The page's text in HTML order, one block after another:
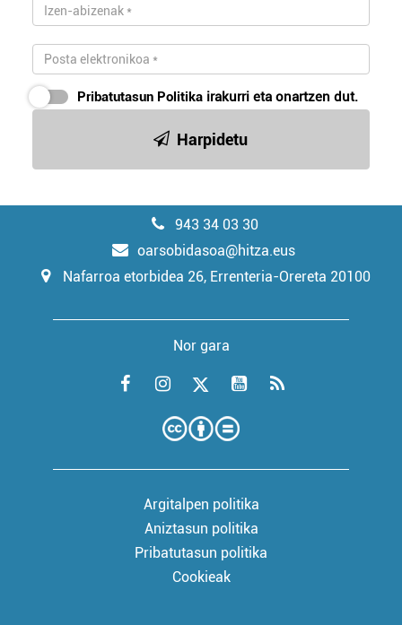
Pribatutasun Politika irakurri eta onartzen dut.
Harpidetu
943 34 03 30
oarsobidasoa@hitza.eus
Nafarroa etorbidea 26, Errenteria-Orereta 20100
Nor gara
Argitalpen politika
Aniztasun politika
Pribatutasun politika
Cookieak